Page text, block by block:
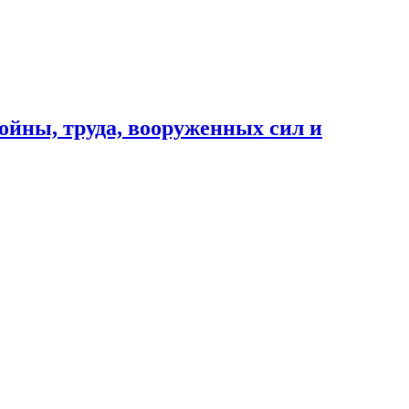
труда, вооруженных сил и